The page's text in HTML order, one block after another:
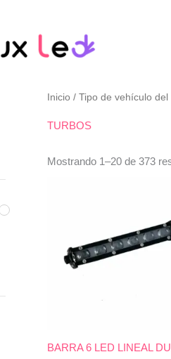
Inicio / Tipo de vehículo
TURBOS
Mostrando 1–20 de 373
BARRA 6 LED LINEAL